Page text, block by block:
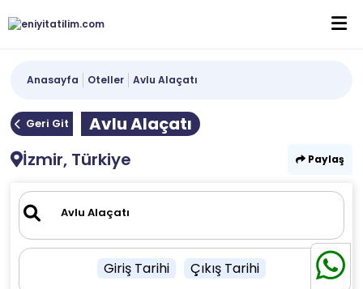
Anasayfa Oteller Avlu Alaçatı
Geri Git
Avlu Alaçatı
İzmir, Türkiye
Paylaş
Giriş Tarihi Çıkış Tarihi